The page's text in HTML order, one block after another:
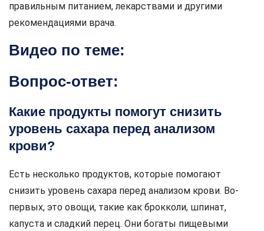
правильным питанием, лекарствами и другими
рекомендациями врача.
Видео по теме:
Вопрос-ответ:
Какие продукты помогут снизить
уровень сахара перед анализом
крови?
Есть несколько продуктов, которые помогают
снизить уровень сахара перед анализом крови. Во-
первых, это овощи, такие как брокколи, шпинат,
капуста и сладкий перец. Они богаты пищевыми